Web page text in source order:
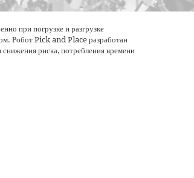
при погрузке и разгрузке
Робот Pick and Place разработан
риска, потребления времени